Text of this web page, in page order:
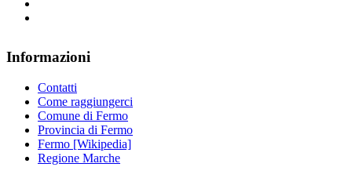
Informazioni
Contatti
Come raggiungerci
Comune di Fermo
Provincia di Fermo
Fermo [Wikipedia]
Regione Marche